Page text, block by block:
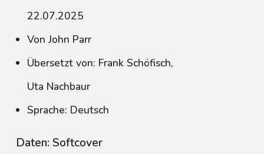
22.07.2025
Von John Parr
Übersetzt von: Frank Schöfisch,
Uta Nachbaur
Sprache: Deutsch
Daten: Softcover